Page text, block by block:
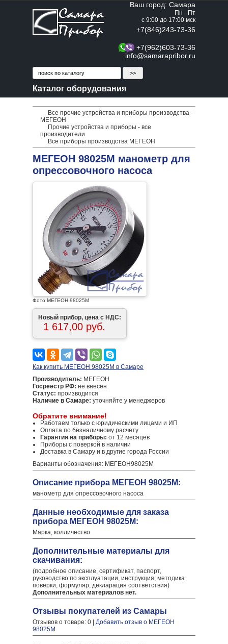
Ваш город: Самара
Пн - Пт
с 9:00 до 17:00 мск
+7(846)243-73-36
+7(962)603-73-36
info@samarapribor.ru
Каталог оборудования
Все прочие устройства и приборы производства -
МЕГЕОН
Прочие устройства и приборы - все
производители
Все приборы производства МЕГЕОН
МЕГЕОН 98025М манометр для
опрессовочного насоса
Фото МЕГЕОН 98025М
Новый прибор, цена с НДС:
1 617,00 руб.
Как купить МЕГЕОН 98025М в Самаре
Производитель: МЕГЕОН
Госреестр РФ: не внесен
Статус: производится
Наличие в Самаре: уточняйте у менеджеров
Обратите внимание!
Работаем только с юридическими лицами и ИП
Оплата по безналичному расчету
Гарантия на приборы: от 12 месяцев
Приборы с поверкой в наличии
Доставка в Самару и в другие города России
Варианты обозначения: МЕГЕОН98025М
Описание прибора МЕГЕОН 98025М:
манометр для опрессовочного насоса
Данные необходимые для заказа
прибора МЕГЕОН 98025М:
Марка, колличество
Дополнительные материалы для
скачивания:
(подробное описание, сертификат, паспорт,
руководство по эксплуатации, инструкция, методика
поверки, формуляр, декларация соответствия)
Дополнительных материалов нет.
Отзывы покупателей из Самары
Отзывов о товаре: 0 | Добавить отзыв о МЕГЕОН
98025М